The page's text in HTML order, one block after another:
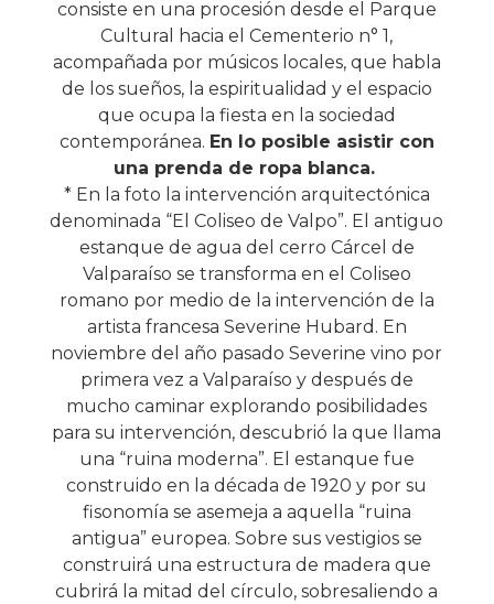
consiste en una procesión desde el Parque
Cultural hacia el Cementerio n° 1,
acompañada por músicos locales, que habla
de los sueños, la espiritualidad y el espacio
que ocupa la fiesta en la sociedad
contemporánea. En lo posible asistir con
una prenda de ropa blanca.
* En la foto la intervención arquitectónica
denominada “El Coliseo de Valpo”. El antiguo
estanque de agua del cerro Cárcel de
Valparaíso se transforma en el Coliseo
romano por medio de la intervención de la
artista francesa Severine Hubard. En
noviembre del año pasado Severine vino por
primera vez a Valparaíso y después de
mucho caminar explorando posibilidades
para su intervención, descubrió la que llama
una “ruina moderna”. El estanque fue
construido en la década de 1920 y por su
fisonomía se asemeja a aquella “ruina
antigua” europea. Sobre sus vestigios se
construirá una estructura de madera que
cubrirá la mitad del círculo, sobresaliendo a